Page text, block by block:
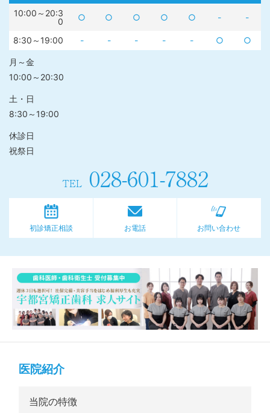
10:00～20:3
0
○ ○ ○ ○ ○ - -
8:30～19:00 - - - - - ○ ○
月～金
10:00～20:30
土・日
8:30～19:00
休診日
祝祭日
TEL028-601-7882
初診矯正相談 お電話 お問い合わせ
医院紹介
当院の特徴